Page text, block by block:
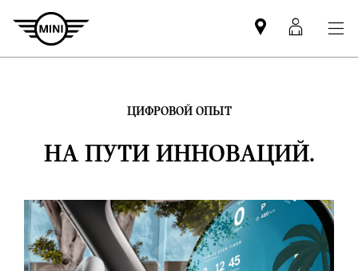
Mini
dealer
MyMini
login
ЦИФРОВОЙ ОПЫТ
НА ПУТИ ИННОВАЦИЙ.